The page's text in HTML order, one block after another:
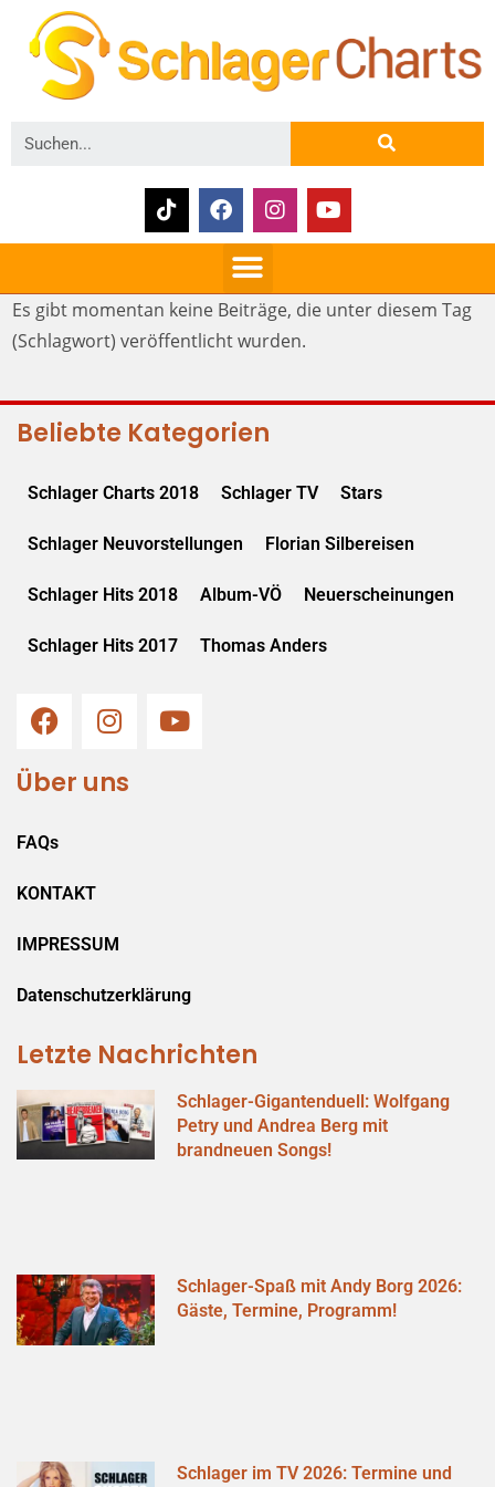
Es gibt momentan keine Beiträge, die unter diesem Tag
(Schlagwort) veröffentlicht wurden.
Beliebte Kategorien
Schlager Charts 2018 Schlager TV Stars
Schlager Neuvorstellungen Florian Silbereisen
Schlager Hits 2018 Album-VÖ Neuerscheinungen
Schlager Hits 2017 Thomas Anders
Über uns
FAQs
KONTAKT
IMPRESSUM
Datenschutzerklärung
Letzte Nachrichten
Schlager-Gigantenduell: Wolfgang
Petry und Andrea Berg mit
brandneuen Songs!
Schlager-Spaß mit Andy Borg 2026:
Gäste, Termine, Programm!
Schlager im TV 2026: Termine und